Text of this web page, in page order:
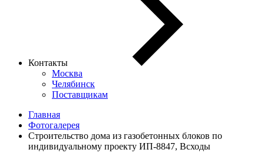
Контакты
Москва
Челябинск
Поставщикам
Главная
Фотогалерея
Строительство дома из газобетонных блоков по
индивидуальному проекту ИП-8847, Всходы